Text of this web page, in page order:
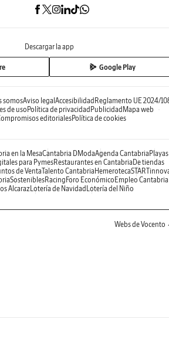
Descargar la app
Google Play
somosAviso legal Accesibilidad Reglamento UE 2024/
de usoPolítica de privacidad Publicidad Mapa web
editorialesPolítica de cookies
en la MesaCantabria DModaAgenda Cantabria Playas
para PymesRestaurantes en Cantabria De tiendas
de VentaTalento Cantabria Hemeroteca
SosteniblesRacing Foro Económico Empleo Cantabria
AlcarazLotería de Navidad Lotería del Niño
Webs de Vocento